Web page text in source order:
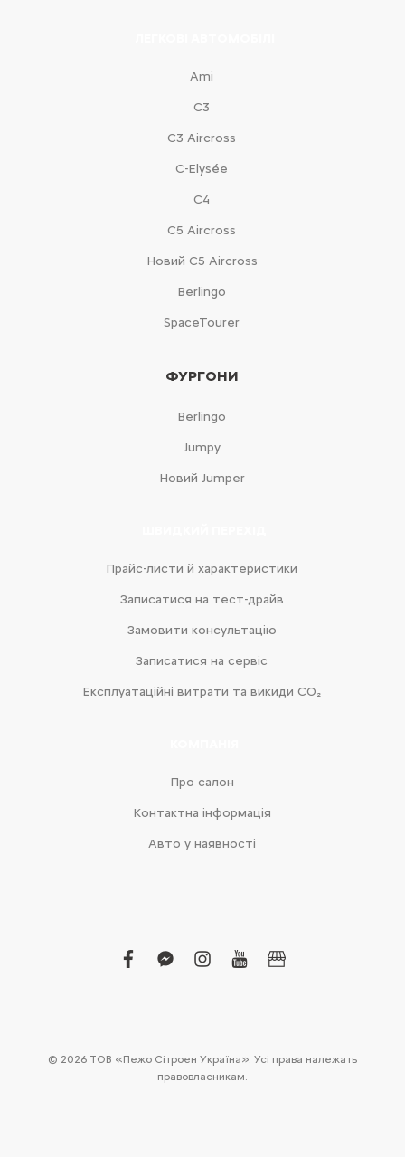
Ami
С3
С3 Aircross
C-Elysée
С4
С5 Aircross
Новий С5 Aircross
Berlingo
SpaceTourer
ФУРГОНИ
Berlingo
Jumpy
Новий Jumper
Прайс-листи й характеристики
Записатися на тест-драйв
Замовити консультацію
Записатися на сервіс
Експлуатаційні витрати та викиди CO₂
Про салон
Контактна інформація
Авто у наявності
facebook
facebook-
instagram
youtubebusiness
© 2026 ТОВ «Пежо Сітроен Україна». Усі права належать
правовласникам.